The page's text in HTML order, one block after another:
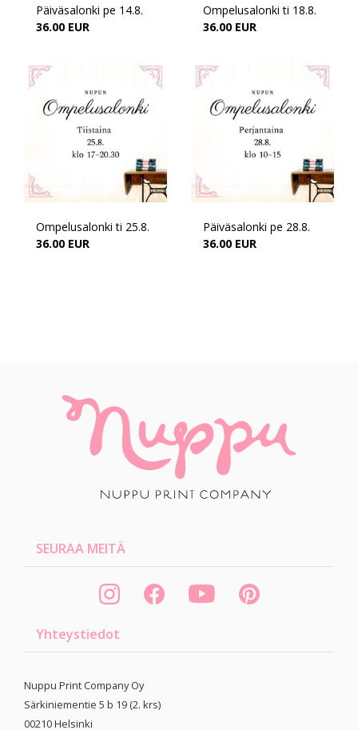
Päiväsalonki pe 14.8.
36.00 EUR
Ompelusalonki ti 18.8.
36.00 EUR
Ompelusalonki ti 25.8.
36.00 EUR
Päiväsalonki pe 28.8.
36.00 EUR
SEURAA MEITÄ
Yhteystiedot
Nuppu Print Company Oy
Särkiniementie 5 b 19 (2. krs)
00210Helsinki